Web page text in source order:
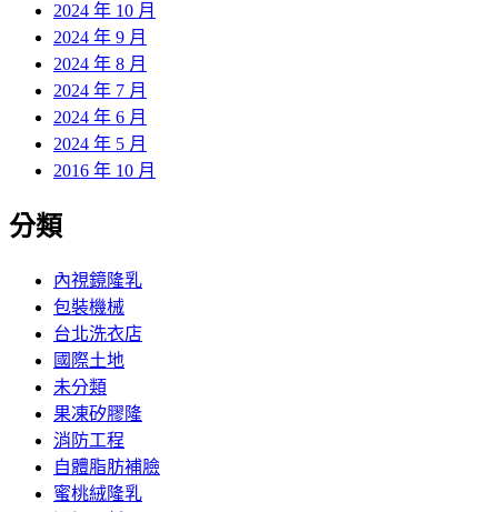
2024 年 10 月
2024 年 9 月
2024 年 8 月
2024 年 7 月
2024 年 6 月
2024 年 5 月
2016 年 10 月
分類
內視鏡隆乳
包裝機械
台北洗衣店
國際土地
未分類
果凍矽膠隆
消防工程
自體脂肪補臉
蜜桃絨隆乳